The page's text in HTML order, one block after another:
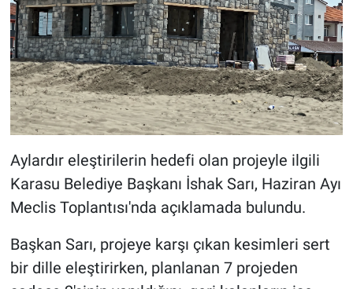
Aylardır eleştirilerin hedefi olan projeyle ilgili
Karasu Belediye Başkanı İshak Sarı, Haziran Ayı
Meclis Toplantısı'nda açıklamada bulundu.
Başkan Sarı, projeye karşı çıkan kesimleri sert
bir dille eleştirirken, planlanan 7 projeden